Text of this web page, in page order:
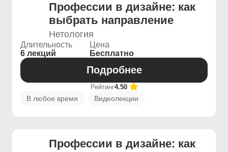
Профессии в дизайне: как
выбрать направление
Нетология
Длительность
6 лекций
Цена
Бесплатно
Подробнее
Рейтинг4.50
В любое время Видеолекции
Профессии в дизайне: как